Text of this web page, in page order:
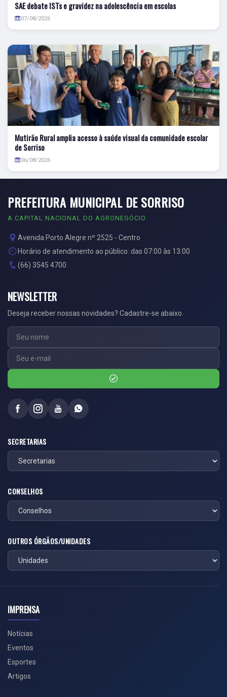
SAE debate ISTs e gravidez na adolescência em escolas
07/08/2026
Mutirão Rural amplia acesso à saúde visual da comunidade escolar
de Sorriso
06/08/2026
PREFEITURA MUNICIPAL DE SORRISO
A CAPITAL NACIONAL DO AGRONEGÓCIO
Avenida Porto Alegre nº 2525 - Centro
Horário de atendimento ao público: das 07:00 às 13:00
(66) 3545 4700
NEWSLETTER
Deseja receber nossas novidades? Cadastre-se abaixo.
SECRETARIAS
CONSELHOS
OUTROS ÓRGÃOS/UNIDADES
IMPRENSA
Notícias
Eventos
Esportes
Artigos